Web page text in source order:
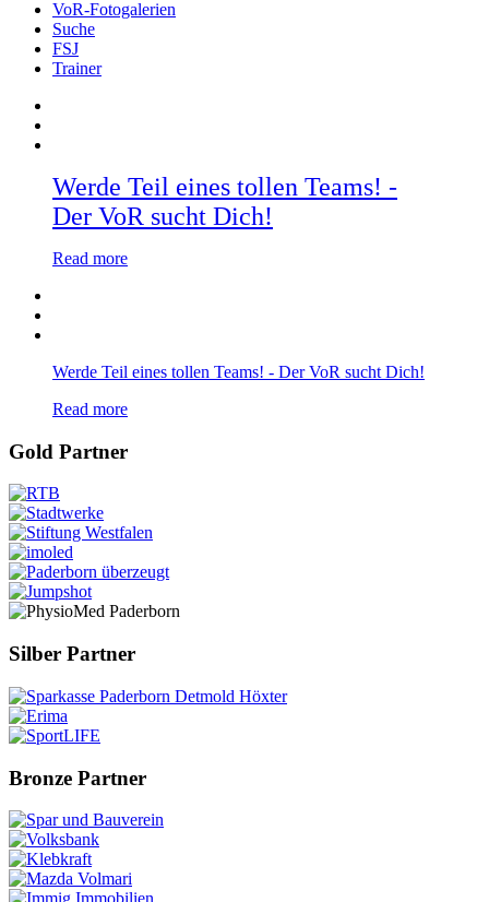
VoR-Fotogalerien
Suche
FSJ
Trainer
Werde Teil eines tollen Teams! -
Der VoR sucht Dich!
Read more
Werde Teil eines tollen Teams! - Der VoR sucht Dich!
Read more
Gold Partner
Silber Partner
Bronze Partner